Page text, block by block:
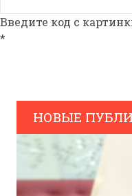
Введите код с
*
НОВЫЕ